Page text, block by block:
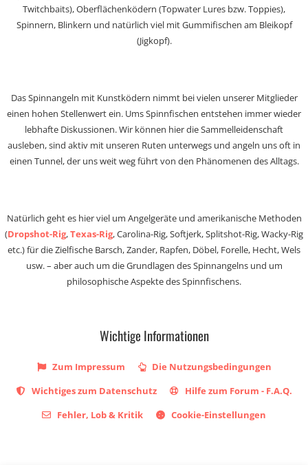
Twitchbaits), Oberflächenködern (Topwater Lures bzw. Toppies),
Spinnern, Blinkern und natürlich viel mit Gummifischen am Bleikopf
(Jigkopf).
Das Spinnangeln mit Kunstködern nimmt bei vielen unserer Mitglieder
einen hohen Stellenwert ein. Ums Spinnfischen entstehen immer wieder
lebhafte Diskussionen. Wir können hier die Sammelleidenschaft
ausleben, sind aktiv mit unseren Ruten unterwegs und angeln uns oft in
einen Tunnel, der uns weit weg führt von den Phänomenen des Alltags.
Natürlich geht es hier viel um Angelgeräte und amerikanische Methoden
(Dropshot-Rig,Texas-Rig, Carolina-Rig, Softjerk, Splitshot-Rig, Wacky-Rig
etc.) für die Zielfische Barsch, Zander, Rapfen, Döbel, Forelle, Hecht, Wels
usw. – aber auch um die Grundlagen des Spinnangelns und um
philosophische Aspekte des Spinnfischens.
Wichtige Informationen
Zum Impressum
Die Nutzungsbedingungen
Wichtiges zum Datenschutz
Hilfe zum Forum - F.A.Q.
Fehler, Lob & Kritik
Cookie-Einstellungen